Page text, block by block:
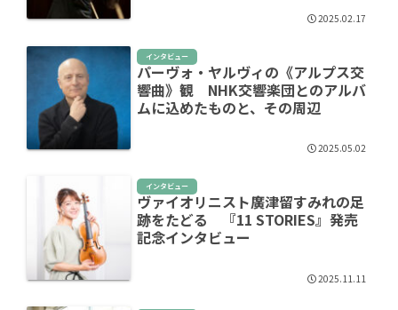
2025.02.17
インタビュー
パーヴォ・ヤルヴィの《アルプス交
響曲》観 NHK交響楽団とのアルバ
ムに込めたものと、その周辺
2025.05.02
インタビュー
ヴァイオリニスト廣津留すみれの足
跡をたどる 『11 STORIES』発売
記念インタビュー
2025.11.11